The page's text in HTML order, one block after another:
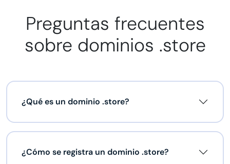
Preguntas frecuentes
sobre dominios .store
¿Qué es un dominio .store?
¿Cómo se registra un dominio .store?